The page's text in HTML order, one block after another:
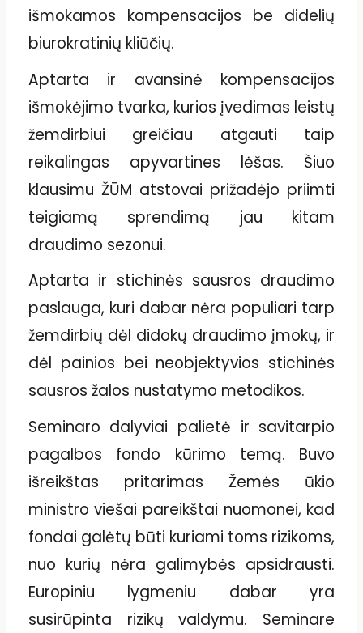
išmokamos kompensacijos be didelių
biurokratinių kliūčių.
Aptarta ir avansinė kompensacijos
išmokėjimo tvarka, kurios įvedimas leistų
žemdirbiui greičiau atgauti taip
reikalingas apyvartines lėšas. Šiuo
klausimu ŽŪM atstovai prižadėjo priimti
teigiamą sprendimą jau kitam
draudimo sezonui.
Aptarta ir stichinės sausros draudimo
paslauga, kuri dabar nėra populiari tarp
žemdirbių dėl didokų draudimo įmokų, ir
dėl painios bei neobjektyvios stichinės
sausros žalos nustatymo metodikos.
Seminaro dalyviai palietė ir savitarpio
pagalbos fondo kūrimo temą. Buvo
išreikštas pritarimas Žemės ūkio
ministro viešai pareikštai nuomonei, kad
fondai galėtų būti kuriami toms rizikoms,
nuo kurių nėra galimybės apsidrausti.
Europiniu lygmeniu dabar yra
susirūpinta rizikų valdymu. Seminare